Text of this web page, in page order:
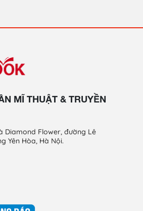
MĨ THUẬT & TRUYỀN
Diamond Flower, đường Lê
Yên Hòa, Hà Nội.